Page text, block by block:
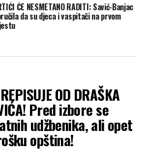
ĆE NESMETANO RADITI: Savić-Banjac
da su djeca i vaspitači na prvom
OD DRAŠKA
Pred izbore se
udžbenika, ali opet
opština!